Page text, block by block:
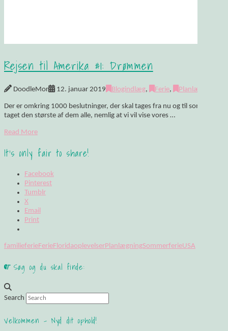
Rejsen til Amerika #1: Drømmen
DoodleMor 12. januar 2019 Blogindlæg, Ferie, Planlægning
Der er omkring 1000 beslutninger, der skal tages fra nu og til
taget den største af dem alle, nemlig at vi vil vise vores …
Read More
It's only fair to share!
Facebook
Pinterest
Tumblr
X
Email
Print
familieferieFerieFloridaoplevelserPlanlægningSommerferieUSA
Søg og du skal finde:
Search
Velkommen – Nyd dit ophold!